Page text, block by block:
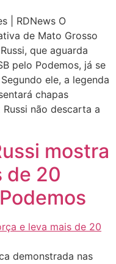
| RDNews O
de Mato Grosso
que aguarda
pelo Podemos, já se
ele, a legenda
chapas
não descarta a
mostra
de 20
demonstrada nas